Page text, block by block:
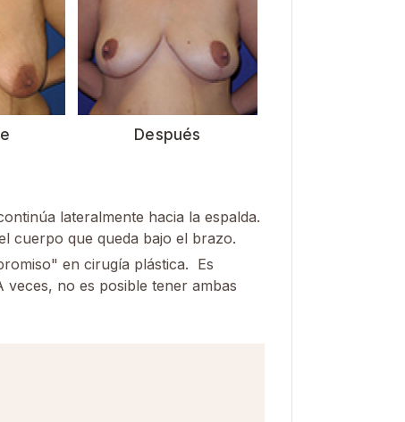
Después
lateralmente hacia la espalda.
cuerpo que queda bajo el brazo.
en cirugía plástica. Es
no es posible tener ambas